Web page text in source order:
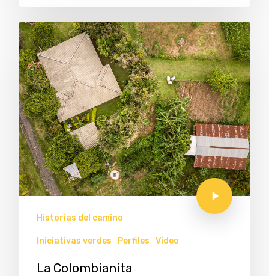
Historias del camino
Iniciativas verdes Perfiles Video
La Colombianita